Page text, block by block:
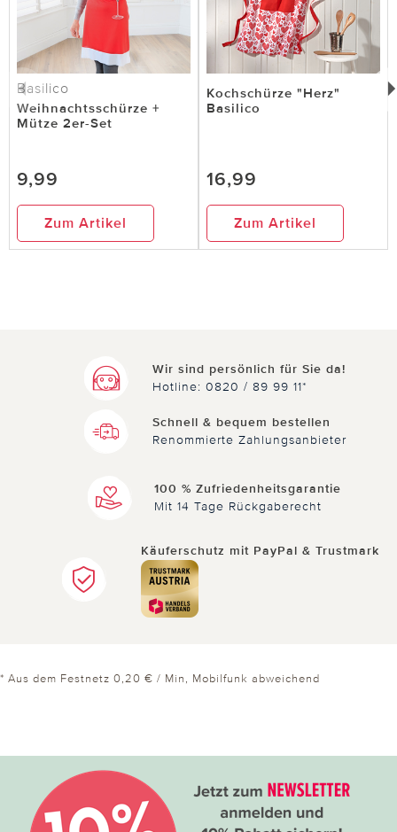
Basilico
Weihnachtsschürze +
Mütze 2er-Set
9,99
Zum Artikel
Kochschürze "Herz"
Basilico
16,99
Zum Artikel
Wir sind persönlich für Sie da!
Hotline: 0820 / 89 99 11*
Schnell & bequem bestellen
Renommierte Zahlungsanbieter
100 % Zufriedenheitsgarantie
Mit 14 Tage Rückgaberecht
Käuferschutz mit PayPal & Trustmark
* Aus dem Festnetz 0,20 € / Min, Mobilfunk abweichend